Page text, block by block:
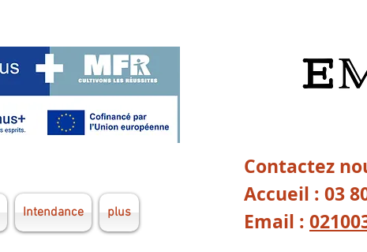
Intendance plus
Contactez
Accueil : 03
Email :